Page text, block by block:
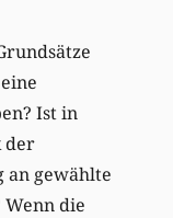
Ist in
der
an gewählte
die